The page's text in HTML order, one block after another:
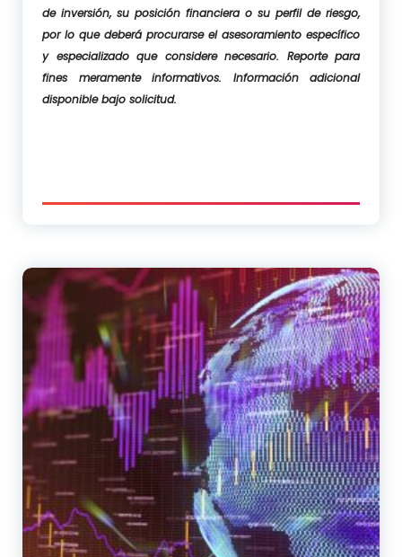
de inversión, su posición financiera o su perfil de riesgo,
por lo que deberá procurarse el asesoramiento específico
y especializado que considere necesario. Reporte para
fines meramente informativos. Información adicional
disponible bajo solicitud.